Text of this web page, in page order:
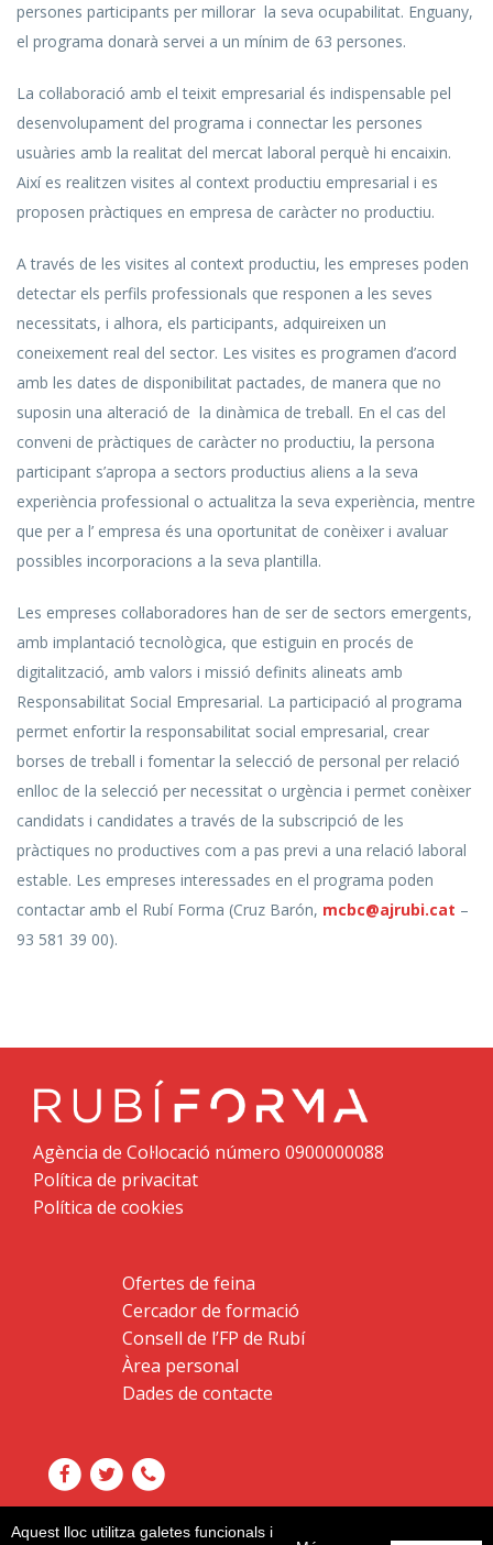
Aquest lloc utilitza galetes funcionals i
persones participants per millorar la seva ocupabilitat. Enguany,
el programa donarà servei a un mínim de 63 persones.
La col·laboració amb el teixit empresarial és indispensable pel
desenvolupament del programa i connectar les persones
usuàries amb la realitat del mercat laboral perquè hi encaixin.
Així es realitzen visites al context productiu empresarial i es
proposen pràctiques en empresa de caràcter no productiu.
A través de les visites al context productiu, les empreses poden
detectar els perfils professionals que responen a les seves
necessitats, i alhora, els participants, adquireixen un
coneixement real del sector. Les visites es programen d’acord
amb les dates de disponibilitat pactades, de manera que no
suposin una alteració de la dinàmica de treball. En el cas del
conveni de pràctiques de caràcter no productiu, la persona
participant s’apropa a sectors productius aliens a la seva
experiència professional o actualitza la seva experiència, mentre
que per a l’ empresa és una oportunitat de conèixer i avaluar
possibles incorporacions a la seva plantilla.
Les empreses col·laboradores han de ser de sectors emergents,
amb implantació tecnològica, que estiguin en procés de
digitalització, amb valors i missió definits alineats amb
Responsabilitat Social Empresarial. La participació al programa
permet enfortir la responsabilitat social empresarial, crear
borses de treball i fomentar la selecció de personal per relació
enlloc de la selecció per necessitat o urgència i permet conèixer
candidats i candidates a través de la subscripció de les
pràctiques no productives com a pas previ a una relació laboral
estable. Les empreses interessades en el programa poden
contactar amb el Rubí Forma (Cruz Barón, mcbc@ajrubi.cat –
93 581 39 00).
Agència de Col·locació número 0900000088
Política de privacitat
Política de cookies
Ofertes de feina
Cercador de formació
Consell de l’FP de Rubí
Àrea personal
Dades de contacte